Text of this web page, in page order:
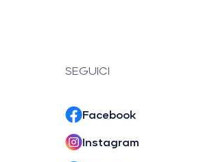
SEGUICI
Facebook
Instagram